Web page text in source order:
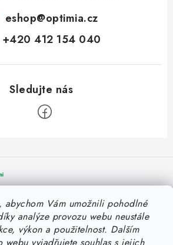
abychom Vám umožnili pohodlné
analýze provozu webu neustále
výkon a použitelnost. Dalším
plnění
Náhradní plnění a zákon
FAQ - OOPP
Obchodní podmínky
eshop@optimia.cz
+420 412 154 040